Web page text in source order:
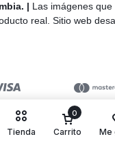
| Las imágenes
real. Sitio web
Tienda
0
Carrito Me